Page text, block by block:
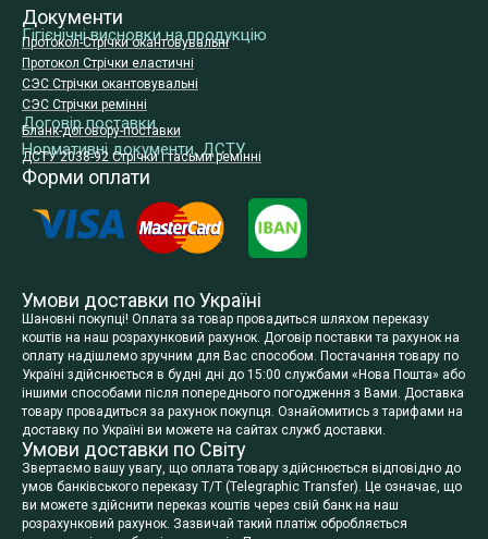
Документи
Гігієнічні висновки на продукцію
Протокол-Стрічки окантовувальні
Протокол Стрічки еластичні
СЭС Стрічки окантовувальні
СЭС Стрічки ремінні
Договір поставки
Бланк-договору-поставки
Нормативні документи, ДСТУ
ДСТУ 2038-92 Стрічки і тасьми ремінні
Форми оплати
Умови доставки по Україні
Шановні покупці! Оплата за товар провадиться шляхом переказу
коштів на наш розрахунковий рахунок. Договір поставки та рахунок на
оплату надішлемо зручним для Вас способом. Постачання товару по
Україні здійснюється в будні дні до 15:00 службами «Нова Пошта» або
іншими способами після попереднього погодження з Вами. Доставка
товару провадиться за рахунок покупця. Ознайомитись з тарифами на
доставку по Україні ви можете на сайтах служб доставки.
Умови доставки по Світу
Звертаємо вашу увагу, що оплата товару здійснюється відповідно до
умов банківського переказу T/T (Telegraphic Transfer). Це означає, що
ви можете здійснити переказ коштів через свій банк на наш
розрахунковий рахунок. Зазвичай такий платіж обробляється